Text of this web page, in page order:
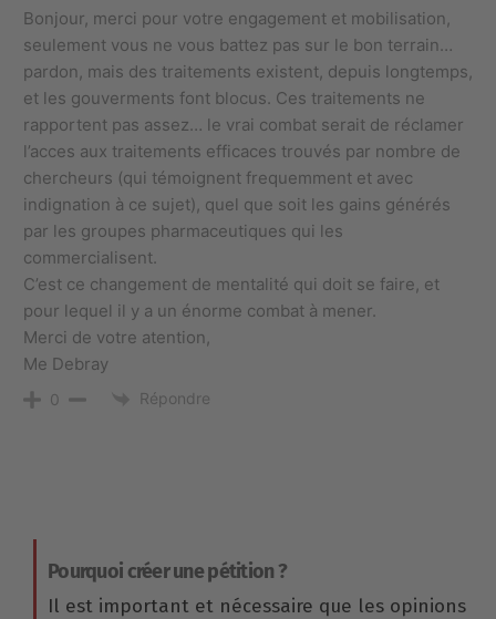
Bonjour, merci pour votre engagement et mobilisation,
seulement vous ne vous battez pas sur le bon terrain…
pardon, mais des traitements existent, depuis longtemps,
et les gouverments font blocus. Ces traitements ne
rapportent pas assez… le vrai combat serait de réclamer
l’acces aux traitements efficaces trouvés par nombre de
chercheurs (qui témoignent frequemment et avec
indignation à ce sujet), quel que soit les gains générés
par les groupes pharmaceutiques qui les
commercialisent.
C’est ce changement de mentalité qui doit se faire, et
pour lequel il y a un énorme combat à mener.
Merci de votre atention,
Me Debray
0 Répondre
Pourquoi créer une pétition ?
Il est important et nécessaire que les opinions